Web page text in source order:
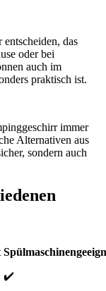
das
oder bei
‍auch im
praktisch ist.
immer
Alternativen aus
sondern auch
✔️